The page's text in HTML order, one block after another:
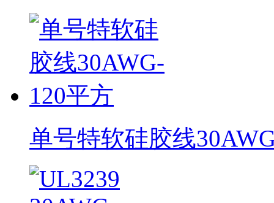
单号特软硅胶线